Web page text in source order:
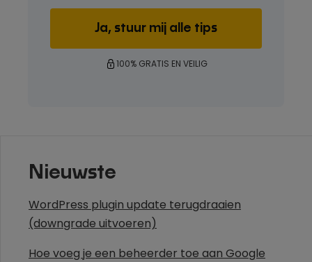
100% GRATIS EN VEILIG
Nieuwste
WordPress plugin update terugdraaien
(downgrade uitvoeren)
Hoe voeg je een beheerder toe aan Google